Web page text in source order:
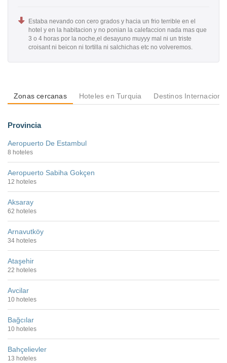
Estaba nevando con cero grados y hacia un frio terrible en el
hotel y en la habitacion y no ponian la calefaccion nada mas que
3 o 4 horas por la noche,el desayuno muyyy mal ni un triste
croisant ni beicon ni tortilla ni salchichas etc no volveremos.
Zonas cercanas Hoteles en Turquia Destinos
Provincia
Aeropuerto De Estambul
8 hoteles
Aeropuerto Sabiha Gokçen
12 hoteles
Aksaray
62 hoteles
Arnavutköy
34 hoteles
Ataşehir
22 hoteles
Avcilar
10 hoteles
Bağcılar
10 hoteles
Bahçelievler
13 hoteles